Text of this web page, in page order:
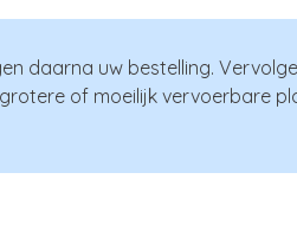
daarna uw bestelling.
of moeilijk vervoerbare